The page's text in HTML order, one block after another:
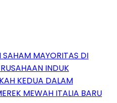
MAYORITAS DI
INDUK
KEDUA DALAM
MEWAH ITALIA BARU